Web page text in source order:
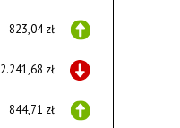
823,04 zł
2.241,68 zł
844,71 zł